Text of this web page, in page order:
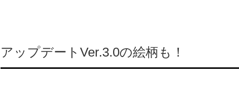
アップデートVer.3.0の絵柄も！